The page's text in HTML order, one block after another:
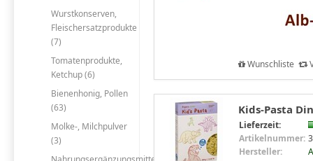
Wurstkonserven,
Fleischersatzprodukte
(7)
Tomatenprodukte,
Ketchup (6)
Bienenhonig, Pollen
(63)
Molke-, Milchpulver
(3)
Wunschliste
Kids-Pasta
Lieferzeit:
Artikelnummer:
Hersteller: